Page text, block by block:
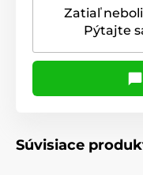
Zatiaľ
Pýtajte
Súvisiace